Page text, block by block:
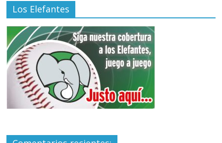
Los Elefantes